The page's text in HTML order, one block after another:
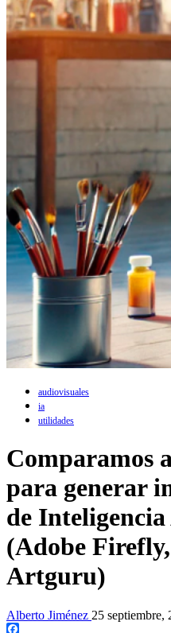
audiovisuales
ia
utilidades
Comparamos
para generar
de
(Adobe
Artguru)
Alberto Jiménez 25 septiembre,